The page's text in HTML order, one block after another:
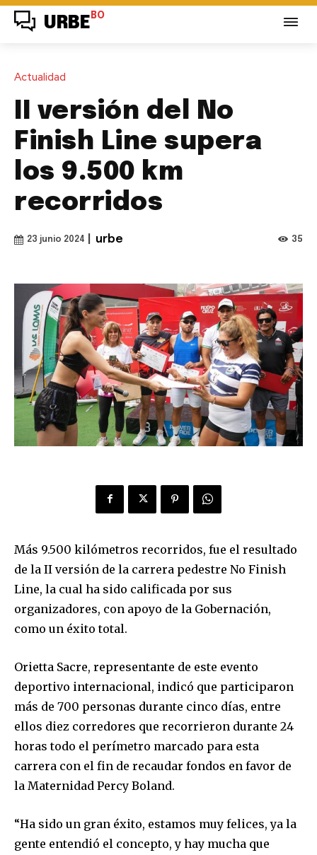
URBE BO
Actualidad
II versión del No
Finish Line supera
los 9.500 km
recorridos
23 junio 2024 urbe 35
Más 9.500 kilómetros recorridos, fue el resultado
de la II versión de la carrera pedestre No Finish
Line, la cual ha sido calificada por sus
organizadores, con apoyo de la Gobernación,
como un éxito total.
Orietta Sacre, representante de este evento
deportivo internacional, indicó que participaron
más de 700 personas durante cinco días, entre
ellos diez corredores que recorrieron durante 24
horas todo el perímetro marcado para esta
carrera con el fin de recaudar fondos en favor de
la Maternidad Percy Boland.
“Ha sido un gran éxito, estamos muy felices, ya la
gente entendió el concepto, y hay mucha que